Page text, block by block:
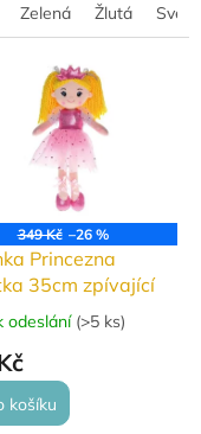
variant, baleno v
Zelená Žlutá
349 Kč –26 %
Princezna
35cm zpívající
odeslání (>5 ks)
košíku